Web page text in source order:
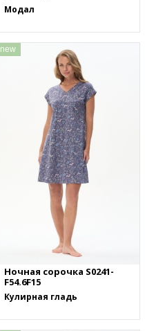
Модал
new
Ночная сорочка S0241-
F54.6F15
Кулирная гладь